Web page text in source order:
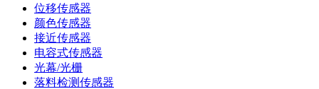
位移传感器
颜色传感器
接近传感器
电容式传感器
光幕/光栅
落料检测传感器